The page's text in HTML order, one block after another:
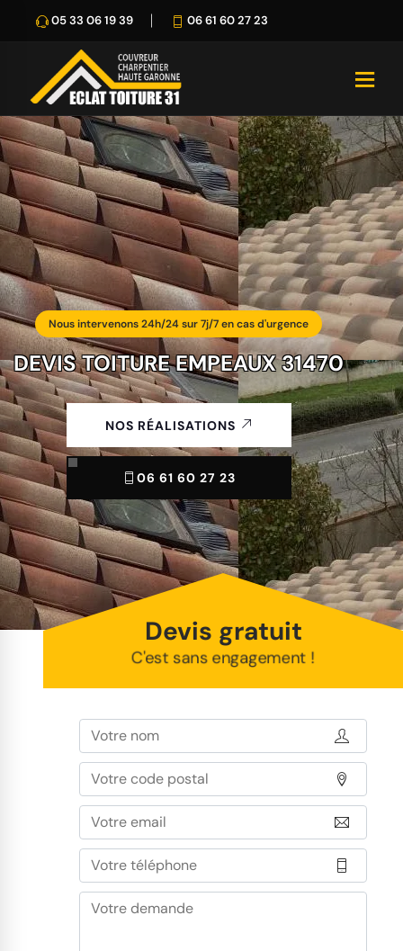
05 33 06 19 39 06 61 60 27 23
Nous intervenons 24h/24 sur 7j/7 en cas d'urgence
DEVIS TOITURE EMPEAUX 31470
NOS RÉALISATIONS
06 61 60 27 23
Devis gratuit
C'est sans engagement !